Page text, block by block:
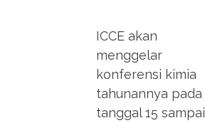
ICCE akan
menggelar
konferensi kimia
tahunannya pada
tanggal 15 sampai